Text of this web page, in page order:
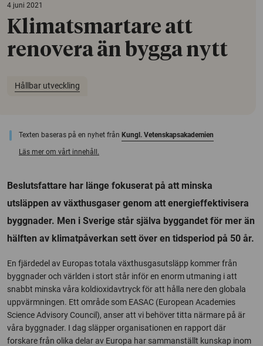
4 juni 2021
Klimatsmartare att
renovera än bygga nytt
Hållbar utveckling
Texten baseras på en nyhet från Kungl. Vetenskapsakademien
Läs mer om vårt innehåll.
Beslutsfattare har länge fokuserat på att minska
utsläppen av växthusgaser genom att energieffektivisera
byggnader. Men i Sverige står själva byggandet för mer än
hälften av klimatpåverkan sett över en tidsperiod på 50 år.
En fjärdedel av Europas totala växthusgasutsläpp kommer från
byggnader och världen i stort står inför en enorm utmaning i att
snabbt minska våra koldioxidavtryck för att hålla nere den globala
uppvärmningen. Ett område som EASAC (European Academies
Science Advisory Council), anser att vi behöver titta närmare på är
våra byggnader. I dag släpper organisationen en rapport där
forskare från olika delar av Europa har sammanställt kunskap inom